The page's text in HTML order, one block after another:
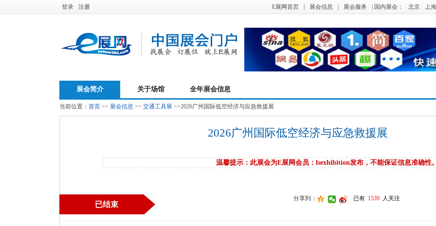
登录 注册 E展网首页 展会信息 展会服务 | 国内展会： 北京 上海
展会简介 关于场馆 全年展会信息
当前位置： 首页 >> 展会信息 >> 交通工具展 >>2026广州国际低空经济与应急救援展
2026广州国际低空经济与应急救援展
温馨提示：此展会为E展网会员：lsexhibition发布，不能保证信息准确性。
已结束
分享到： 已有 1539 人关注